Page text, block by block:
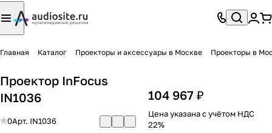
Главная Каталог Проекторы и аксессуары в Москве Проекторы в
Проектор InFocus
IN1036
0Арт. IN1036
104 967 ₽
Цена указана с учётом НДС
22%